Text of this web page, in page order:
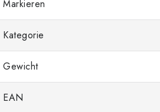
Markieren
Kategorie
Gewicht
EAN